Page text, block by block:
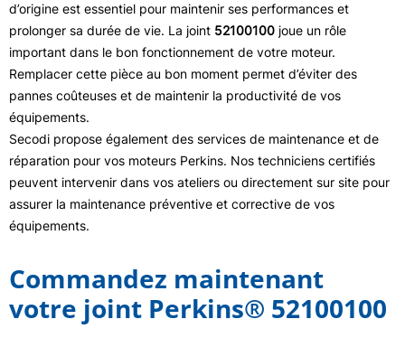
d’origine est essentiel pour maintenir ses performances et
prolonger sa durée de vie. La joint 52100100 joue un rôle
important dans le bon fonctionnement de votre moteur.
Remplacer cette pièce au bon moment permet d’éviter des
pannes coûteuses et de maintenir la productivité de vos
équipements.
Secodi propose également des services de maintenance et de
réparation pour vos moteurs Perkins. Nos techniciens certifiés
peuvent intervenir dans vos ateliers ou directement sur site pour
assurer la maintenance préventive et corrective de vos
équipements.
Commandez maintenant
votre joint Perkins® 52100100